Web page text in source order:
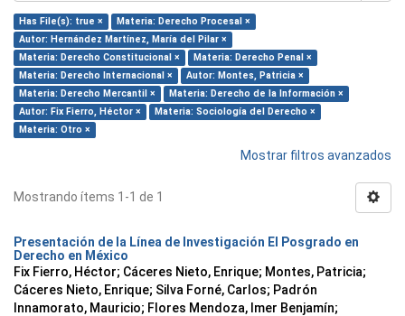
Has File(s): true ×
Materia: Derecho Procesal ×
Autor: Hernández Martínez, María del Pilar ×
Materia: Derecho Constitucional ×
Materia: Derecho Penal ×
Materia: Derecho Internacional ×
Autor: Montes, Patricia ×
Materia: Derecho Mercantil ×
Materia: Derecho de la Información ×
Autor: Fix Fierro, Héctor ×
Materia: Sociología del Derecho ×
Materia: Otro ×
Mostrar filtros avanzados
Mostrando ítems 1-1 de 1
Presentación de la Línea de Investigación El Posgrado en
Derecho en México
Fix Fierro, Héctor; Cáceres Nieto, Enrique; Montes, Patricia;
Cáceres Nieto, Enrique; Silva Forné, Carlos; Padrón
Innamorato, Mauricio; Flores Mendoza, Imer Benjamín;